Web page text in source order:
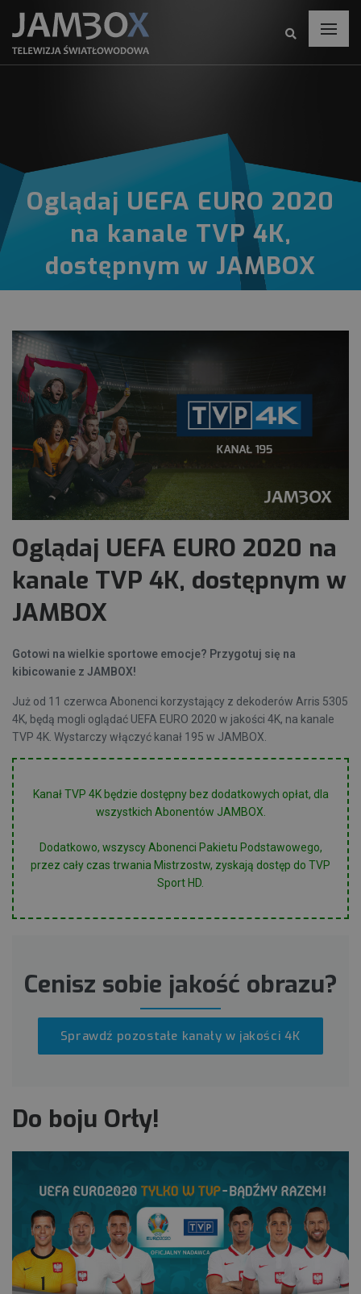
Oglądaj UEFA EURO 2020
na kanale TVP 4K,
dostępnym w JAMBOX
Oglądaj UEFA EURO 2020 na
kanale TVP 4K, dostępnym w
JAMBOX
Gotowi na wielkie sportowe emocje? Przygotuj się na
kibicowanie z JAMBOX!
Już od 11 czerwca Abonenci korzystający z dekoderów Arris 5305
4K, będą mogli oglądać UEFA EURO 2020 w jakości 4K, na kanale
TVP 4K. Wystarczy włączyć kanał 195 w JAMBOX.
Kanał TVP 4K będzie dostępny bez dodatkowych opłat, dla
wszystkich Abonentów JAMBOX.
Dodatkowo, wszyscy Abonenci Pakietu Podstawowego,
przez cały czas trwania Mistrzostw, zyskają dostęp do TVP
Sport HD.
Cenisz sobie jakość obrazu?
Sprawdź pozostałe kanały w jakości 4K
Do boju Orły!